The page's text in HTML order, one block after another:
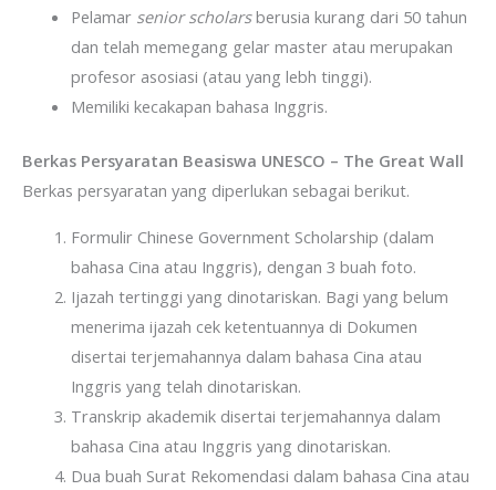
Pelamar senior scholarsberusia kurang dari 50 tahun
dan telah memegang gelar master atau merupakan
profesor asosiasi (atau yang lebh tinggi).
Memiliki kecakapan bahasa Inggris.
Berkas Persyaratan Beasiswa UNESCO – The Great Wall
Berkas persyaratan yang diperlukan sebagai berikut.
Formulir Chinese Government Scholarship (dalam
bahasa Cina atau Inggris), dengan 3 buah foto.
Ijazah tertinggi yang dinotariskan. Bagi yang belum
menerima ijazah cek ketentuannya di Dokumen
disertai terjemahannya dalam bahasa Cina atau
Inggris yang telah dinotariskan.
Transkrip akademik disertai terjemahannya dalam
bahasa Cina atau Inggris yang dinotariskan.
Dua buah Surat Rekomendasi dalam bahasa Cina atau